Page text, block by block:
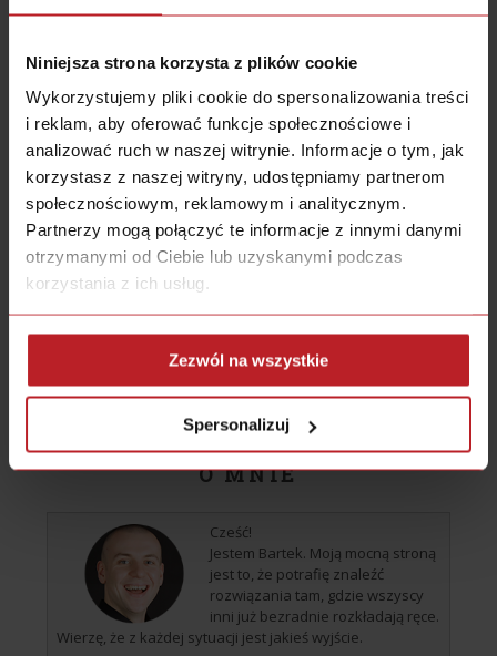
Niniejsza strona korzysta z plików cookie
Wykorzystujemy pliki cookie do spersonalizowania treści
i reklam, aby oferować funkcje społecznościowe i
analizować ruch w naszej witrynie. Informacje o tym, jak
korzystasz z naszej witryny, udostępniamy partnerom
społecznościowym, reklamowym i analitycznym.
Partnerzy mogą połączyć te informacje z innymi danymi
otrzymanymi od Ciebie lub uzyskanymi podczas
korzystania z ich usług.
Zezwól na wszystkie
Spersonalizuj
MARKETING&SPRZEDAŻ
JAK ROBIĆ DIABELNIE SKUTECZNY
MARKETING W MAŁEJ FIRMIE? CZ.1/3
BYBARTEK POPIEL
Jeżeli prowadzisz firmę lub zamierzasz ją
prowadzić, to potrzebujesz ważnej rzeczy –
marketingu. To on sprowadzi do Twojej firmy
więcej klientów, a im więcej klientów,…
CZYTAJ CAŁOŚĆ
O MNIE
Cześć!
Jestem Bartek. Moją mocną stroną
jest to, że potrafię znaleźć
rozwiązania tam, gdzie wszyscy
inni już bezradnie rozkładają ręce.
Wierzę, że z każdej sytuacji jest jakieś wyjście.